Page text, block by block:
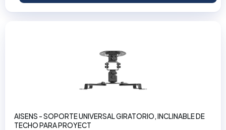
AISENS - SOPORTE UNIVERSAL GIRATORIO, INCLINABLE DE
TECHO PARA PROYECT